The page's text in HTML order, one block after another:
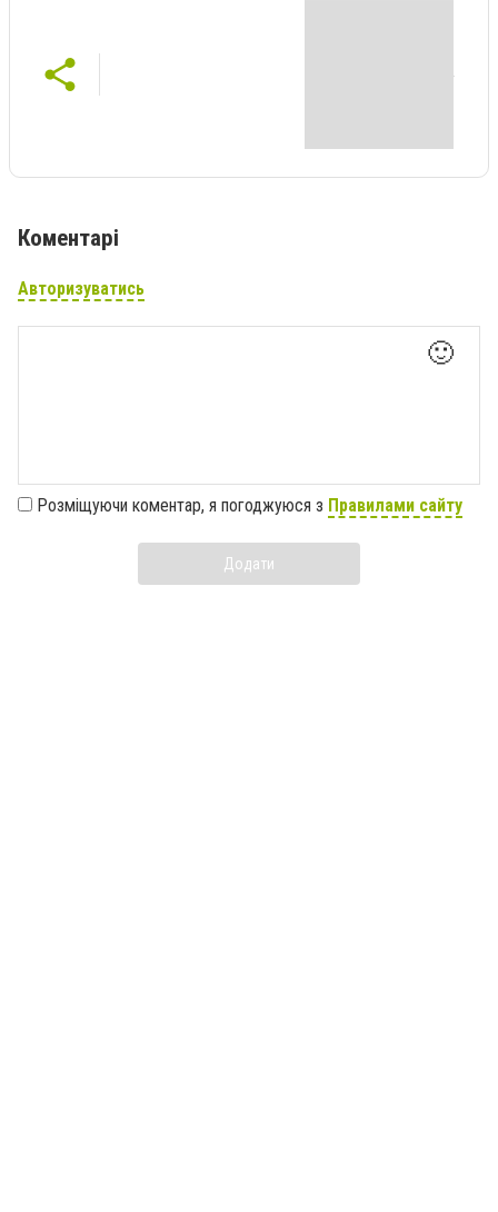
Коментарі
Авторизуватись
🙂
Розміщуючи коментар, я погоджуюся з Правилами сайту
Додати